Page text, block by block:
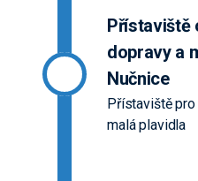
Přístaviště
dopravy a
Nučnice
Přístaviště
malá plavidla